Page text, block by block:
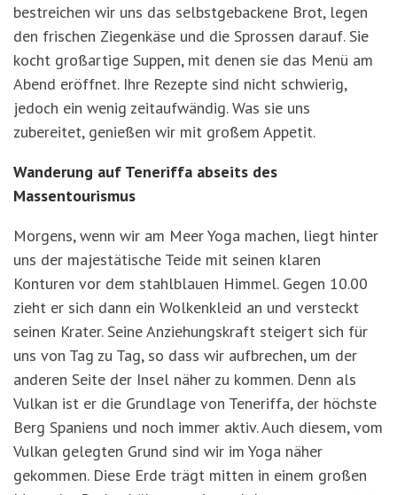
bestreichen wir uns das selbstgebackene Brot, legen
den frischen Ziegenkäse und die Sprossen darauf. Sie
kocht großartige Suppen, mit denen sie das Menü am
Abend eröffnet. Ihre Rezepte sind nicht schwierig,
jedoch ein wenig zeitaufwändig. Was sie uns
zubereitet, genießen wir mit großem Appetit.
Wanderung auf Teneriffa abseits des
Massentourismus
Morgens, wenn wir am Meer Yoga machen, liegt hinter
uns der majestätische Teide mit seinen klaren
Konturen vor dem stahlblauen Himmel. Gegen 10.00
zieht er sich dann ein Wolkenkleid an und versteckt
seinen Krater. Seine Anziehungskraft steigert sich für
uns von Tag zu Tag, so dass wir aufbrechen, um der
anderen Seite der Insel näher zu kommen. Denn als
Vulkan ist er die Grundlage von Teneriffa, der höchste
Berg Spaniens und noch immer aktiv. Auch diesem, vom
Vulkan gelegten Grund sind wir im Yoga näher
gekommen. Diese Erde trägt mitten in einem großen